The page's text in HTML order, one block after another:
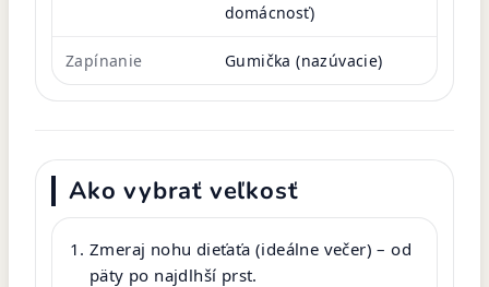
domácnosť)
Zapínanie Gumička (nazúvacie)
Ako vybrať veľkosť
Zmeraj nohu dieťaťa (ideálne večer) – od
päty po najdlhší prst.